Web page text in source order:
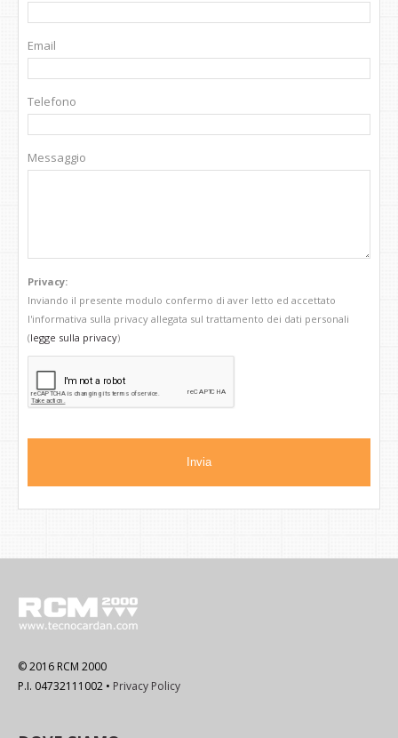
Email
Telefono
Messaggio
Privacy:
Inviando il presente modulo confermo di aver letto ed accettato
l'informativa sulla privacy allegata sul trattamento dei dati personali
(legge sulla privacy)
© 2016 RCM 2000
P.I. 04732111002 • Privacy Policy